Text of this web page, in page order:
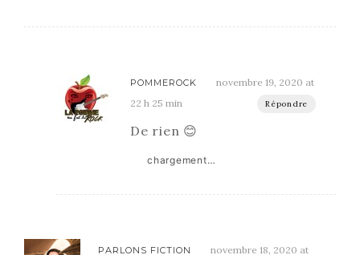
POMMEROCK
novembre 19, 2020 at
22 h 25 min
Répondre
De rien 😊
chargement…
PARLONS FICTION novembre 18, 2020 at